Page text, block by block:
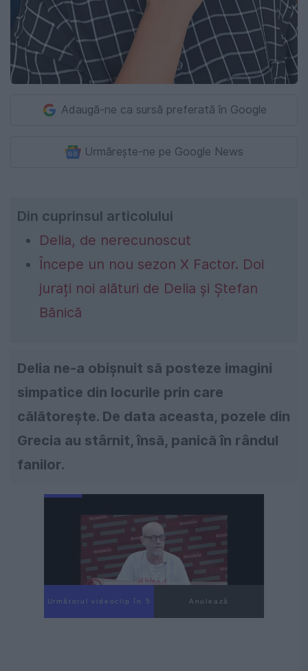
Adaugă-ne ca sursă preferată în Google
Urmărește-ne pe Google News
Din cuprinsul articolului
Delia, de nerecunoscut
Începe un nou sezon X Factor. Doi
jurați noi alături de Delia și Ștefan
Bănică
Delia ne-a obişnuit să posteze imagini
simpatice din locurile prin care
călătoreşte. De data aceasta, pozele din
Grecia au stârnit, însă, panică în rândul
fanilor.
Următorul videoclip în 4 Anulează